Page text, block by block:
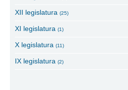
XII legislatura(25)
XI legislatura(1)
X legislatura(11)
IX legislatura(2)